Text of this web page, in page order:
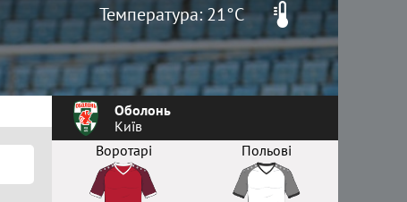
Температура: 21°C
Оболонь
Київ
Воротарі
Польові